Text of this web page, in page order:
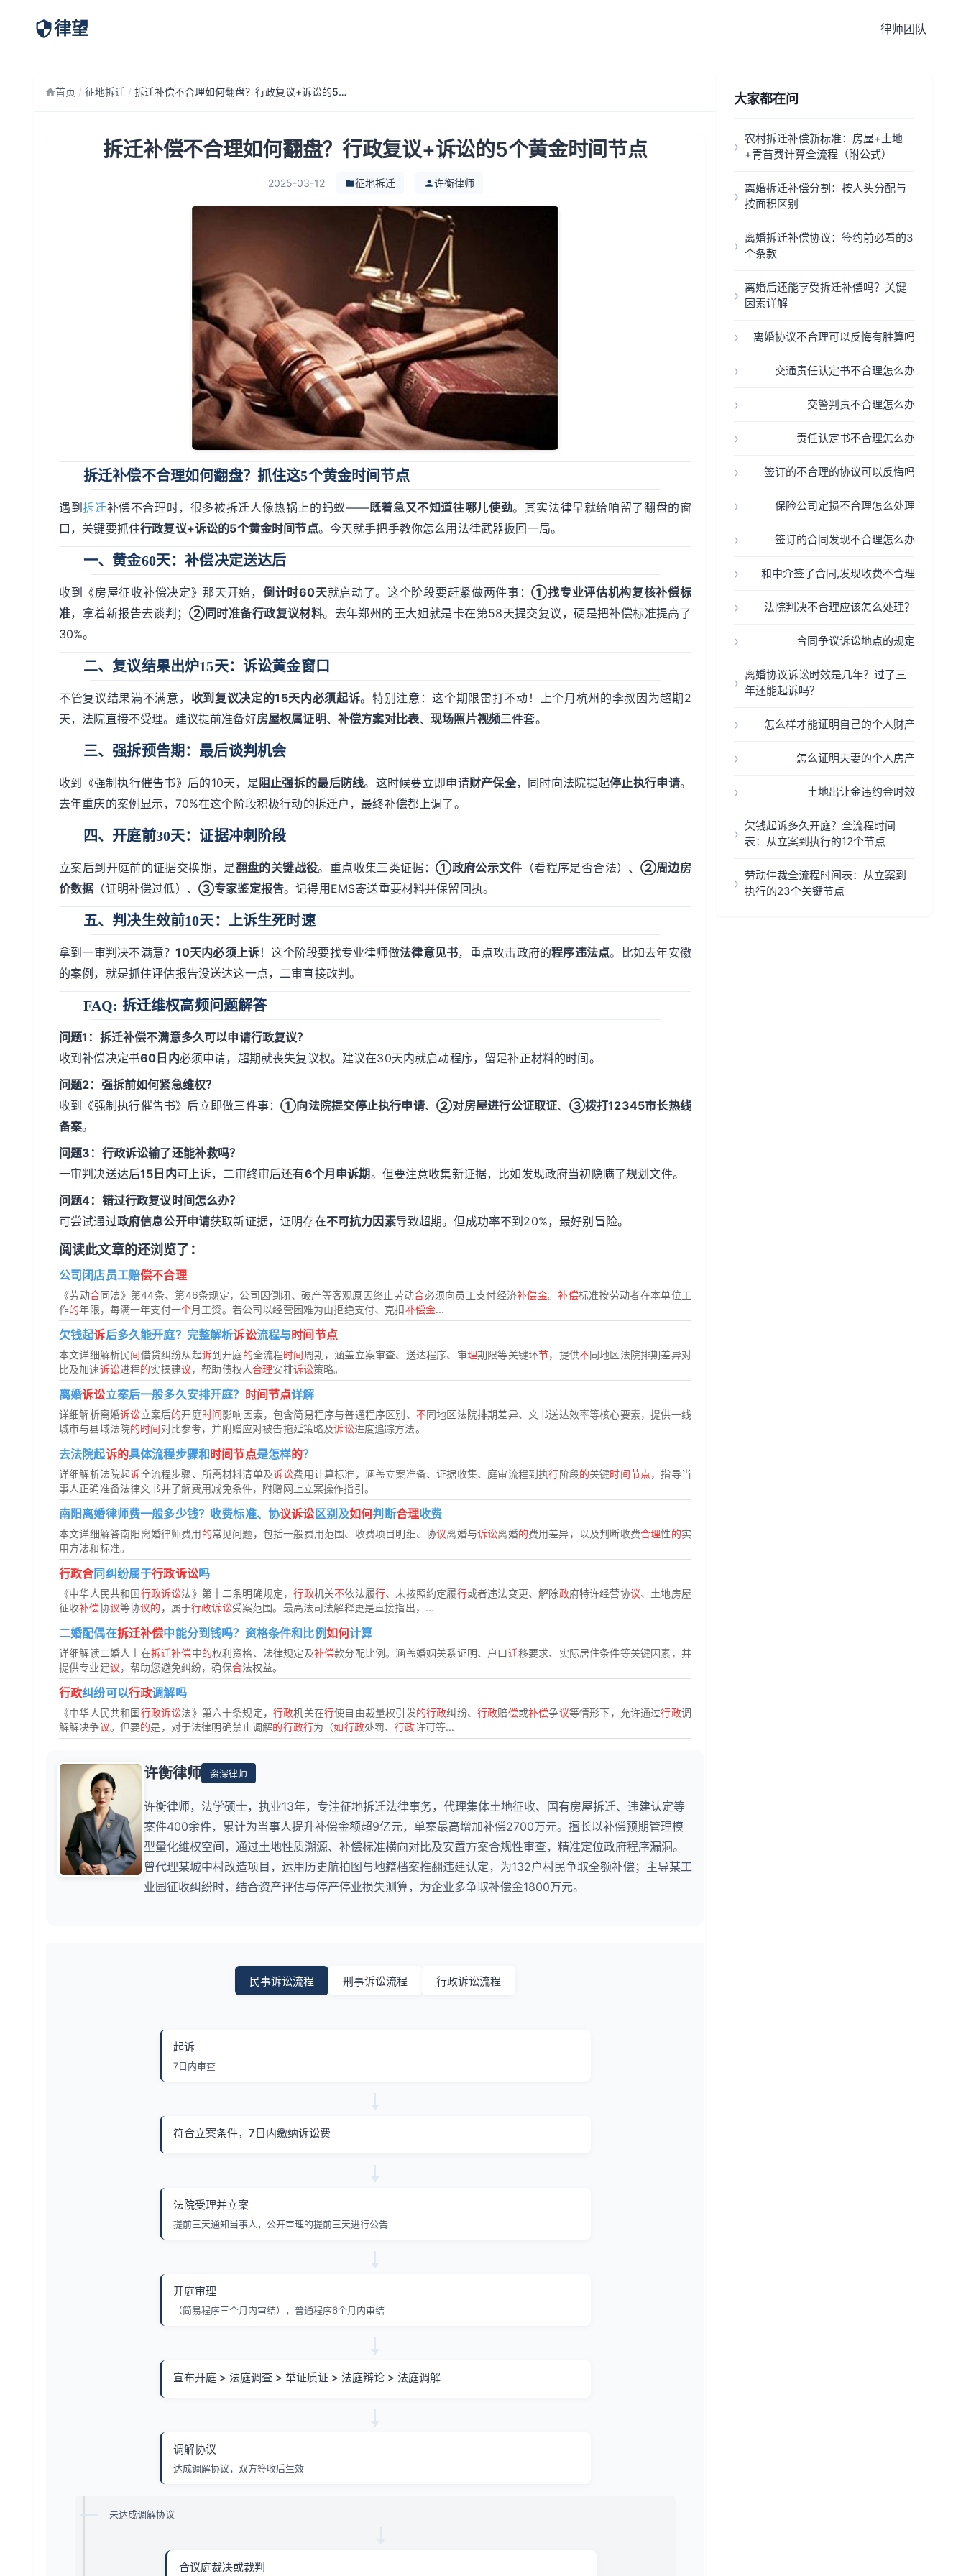
律望 律师团队
首页 / 征地拆迁 / 拆迁补偿不合理如何翻盘？行政复议+诉讼的5个黄金时间节点
拆迁补偿不合理如何翻盘？行政复议+诉讼的5个黄金时间节点
2025-03-12 征地拆迁 许衡律师
拆迁补偿不合理如何翻盘？抓住这5个黄金时间节点
遇到拆迁补偿不合理时，很多被拆迁人像热锅上的蚂蚁——既着急又不知道往哪儿使劲。其实法律早就给咱留了翻盘的窗
口，关键要抓住行政复议+诉讼的5个黄金时间节点。今天就手把手教你怎么用法律武器扳回一局。
一、黄金60天：补偿决定送达后
收到《房屋征收补偿决定》那天开始， 倒计时60天就启动了。这个阶段要赶紧做两件事：①找专业评估机构复核补偿标
准，拿着新报告去谈判； ②同时准备行政复议材料。去年郑州的王大姐就是卡在第58天提交复议，硬是把补偿标准提高了
30%。
二、复议结果出炉15天：诉讼黄金窗口
不管复议结果满不满意， 收到复议决定的15天内必须起诉。特别注意：这个期限雷打不动！上个月杭州的李叔因为超期2
天，法院直接不受理。建议提前准备好房屋权属证明、 补偿方案对比表、现场照片视频三件套。
三、强拆预告期：最后谈判机会
收到《强制执行催告书》后的10天，是 阻止强拆的最后防线。这时候要立即申请财产保全，同时向法院提起停止执行申请。
去年重庆的案例显示，70%在这个阶段积极行动的拆迁户，最终补偿都上调了。
四、开庭前30天：证据冲刺阶段
立案后到开庭前的证据交换期，是翻盘的关键战役。重点收集三类证据：①政府公示文件 （看程序是否合法）、 ②周边房
价数据 （证明补偿过低）、 ③专家鉴定报告。记得用EMS寄送重要材料并保留回执。
五、判决生效前10天：上诉生死时速
拿到一审判决不满意？10天内必须上诉！这个阶段要找专业律师做法律意见书，重点攻击政府的程序违法点。比如去年安徽
的案例，就是抓住评估报告没送达这一点，二审直接改判。
FAQ: 拆迁维权高频问题解答
问题1：拆迁补偿不满意多久可以申请行政复议？
收到补偿决定书60日内必须申请，超期就丧失复议权。建议在30天内就启动程序，留足补正材料的时间。
问题2：强拆前如何紧急维权？
收到《强制执行催告书》后立即做三件事：①向法院提交停止执行申请、②对房屋进行公证取证、 ③拨打12345市长热线
备案。
问题3：行政诉讼输了还能补救吗？
一审判决送达后15日内可上诉，二审终审后还有6个月申诉期。但要注意收集新证据，比如发现政府当初隐瞒了规划文件。
问题4：错过行政复议时间怎么办？
可尝试通过政府信息公开申请获取新证据，证明存在不可抗力因素导致超期。但成功率不到20%，最好别冒险。
阅读此文章的还浏览了：
公司闭店员工赔偿不合理
《劳动合同法》第44条、第46条规定，公司因倒闭、破产等客观原因终止劳动合必须向员工支付经济补偿金。补偿标准按劳动者在本单位工
作的年限，每满一年支付一个月工资。若公司以经营困难为由拒绝支付、克扣补偿金...
欠钱起诉后多久能开庭？完整解析诉讼流程与时间节点
本文详细解析民间借贷纠纷从起诉到开庭的全流程时间周期，涵盖立案审查、送达程序、审理期限等关键环节，提供不同地区法院排期差异对
比及加速诉讼进程的实操建议，帮助债权人合理安排诉讼策略。
离婚诉讼立案后一般多久安排开庭？ 时间节点详解
详细解析离婚诉讼立案后的开庭时间影响因素，包含简易程序与普通程序区别、 不同地区法院排期差异、文书送达效率等核心要素，提供一线
城市与县域法院的时间对比参考，并附赠应对被告拖延策略及诉讼进度追踪方法。
去法院起诉的具体流程步骤和时间节点是怎样的？
详细解析法院起诉全流程步骤、所需材料清单及诉讼费用计算标准，涵盖立案准备、证据收集、庭审流程到执行阶段的关键时间节点，指导当
事人正确准备法律文书并了解费用减免条件，附赠网上立案操作指引。
南阳离婚律师费一般多少钱？收费标准、协议诉讼 区别及如何判断合理收费
本文详细解答南阳离婚律师费用的常见问题，包括一般费用范围、收费项目明细、协议离婚与诉讼离婚的费用差异，以及判断收费合理性的实
用方法和标准。
行政合同纠纷属于行政诉讼吗
《中华人民共和国行政诉讼法》第十二条明确规定，行政机关不依法履行、未按照约定履行或者违法变更、解除政府特许经营协议、土地房屋
征收补偿协议等协议的 ，属于行政诉讼受案范围。最高法司法解释更是直接指出，...
二婚配偶在拆迁补偿中能分到钱吗？资格条件和比例如何计算
详细解读二婚人士在拆迁补偿中的权利资格、法律规定及补偿款分配比例。涵盖婚姻关系证明、户口迁移要求、实际居住条件等关键因素，并
提供专业建议，帮助您避免纠纷，确保合法权益。
行政纠纷可以行政调解吗
《中华人民共和国行政诉讼法》第六十条规定，行政机关在行使自由裁量权引发的行政纠纷、 行政赔偿或补偿争议等情形下，允许通过行政调
解解决争议。但要的是，对于法律明确禁止调解的行政行为（如行政处罚、行政许可等...
许衡律师 资深律师
许衡律师，法学硕士，执业13年，专注征地拆迁法律事务，代理集体土地征收、国有房屋拆迁、违建认定等
案件400余件，累计为当事人提升补偿金额超9亿元，单案最高增加补偿2700万元。擅长以补偿预期管理模
型量化维权空间，通过土地性质溯源、补偿标准横向对比及安置方案合规性审查，精准定位政府程序漏洞。
曾代理某城中村改造项目，运用历史航拍图与地籍档案推翻违建认定，为132户村民争取全额补偿；主导某工
业园征收纠纷时，结合资产评估与停产停业损失测算，为企业多争取补偿金1800万元。
民事诉讼流程 刑事诉讼流程 行政诉讼流程
起诉
7日内审查
符合立案条件，7日内缴纳诉讼费
法院受理并立案
提前三天通知当事人，公开审理的提前三天进行公告
开庭审理
（简易程序三个月内审结），普通程序6个月内审结
宣布开庭 > 法庭调查 > 举证质证 > 法庭辩论 > 法庭调解
调解协议
达成调解协议，双方签收后生效
未达成调解协议
合议庭裁决或裁判
大家都在问
农村拆迁补偿新标准：房屋+土地
+青苗费计算全流程（附公式）
离婚拆迁补偿分割：按人头分配与
按面积区别
离婚拆迁补偿协议：签约前必看的3
个条款
离婚后还能享受拆迁补偿吗？关键
因素详解
离婚协议不合理可以反悔有胜算吗
交通责任认定书不合理怎么办
交警判责不合理怎么办
责任认定书不合理怎么办
签订的不合理的协议可以反悔吗
保险公司定损不合理怎么处理
签订的合同发现不合理怎么办
和中介签了合同,发现收费不合理
法院判决不合理应该怎么处理？
合同争议诉讼地点的规定
离婚协议诉讼时效是几年？过了三
年还能起诉吗？
怎么样才能证明自己的个人财产
怎么证明夫妻的个人房产
土地出让金违约金时效
欠钱起诉多久开庭？全流程时间
表：从立案到执行的12个节点
劳动仲裁全流程时间表：从立案到
执行的23个关键节点